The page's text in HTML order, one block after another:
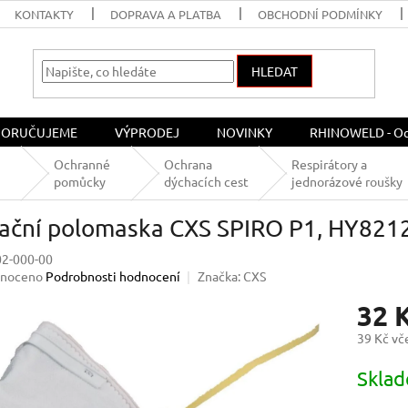
KONTAKTY DOPRAVA A PLATBA OBCHODNÍ PODMÍNKY
HLEDAT
VÝPRODEJ NOVINKY RHINOWELD -
Ochranné
pomůcky
Ochrana
dýchacích cest
Respirátory a
jednorázové roušky
polomaska CXS SPIRO P1,
000-00
Podrobnosti hodnocení Značka: CXS
32
39 Kč
cena: